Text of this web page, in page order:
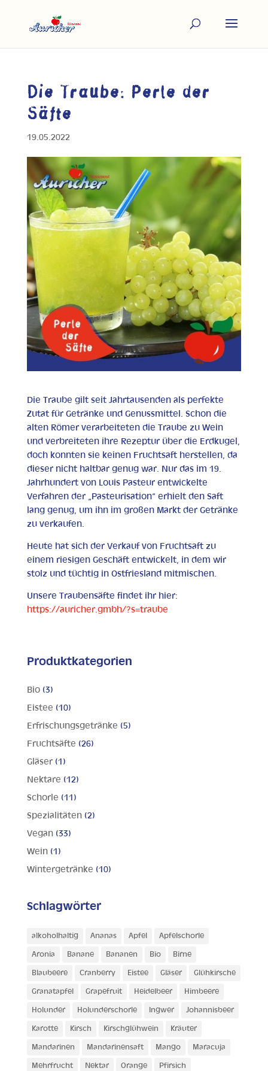
Die Traube: Perle der
Säfte
19.05.2022
Die Traube gilt seit Jahrtausenden als perfekte
Zutat für Getränke und Genussmittel. Schon die
alten Römer verarbeiteten die Traube zu Wein
und verbreiteten ihre Rezeptur über die Erdkugel,
doch konnten sie keinen Fruchtsaft herstellen, da
dieser nicht haltbar genug war. Nur das im 19.
Jahrhundert von Louis Pasteur entwickelte
Verfahren der „Pasteurisation“ erhielt den Saft
lang genug, um ihn im großen Markt der Getränke
zu verkaufen.
Heute hat sich der Verkauf von Fruchtsaft zu
einem riesigen Geschäft entwickelt, in dem wir
stolz und tüchtig in Ostfriesland mitmischen.
Unsere Traubensäfte findet ihr hier:
https://auricher.gmbh/?s=traube
Produktkategorien
Bio (3)
Eistee (10)
Erfrischungsgetränke (5)
Fruchtsäfte (26)
Gläser (1)
Nektare (12)
Schorle (11)
Spezialitäten (2)
Vegan (33)
Wein (1)
Wintergetränke (10)
Schlagwörter
alkoholhaltig Ananas Apfel Apfelschorle
Aronia Banane Bananen Bio Birne
Blaubeere Cranberry Eistee Gläser Glühkirsche
Granatapfel Grapefruit Heidelbeer Himbeere
Holunder Holunderschorle Ingwer Johannisbeer
Karotte Kirsch Kirschglühwein Kräuter
Mandarinen Mandarinensaft Mango Maracuja
Mehrfrucht Nektar Orange Pfirsich